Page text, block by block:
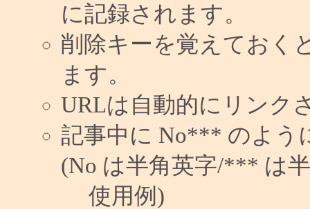
に記録されます。
削除キーを覚えておく
ます。
URLは自動的にリンク
記事中に No*** のよう
(No は半角英字/*** は
使用例)